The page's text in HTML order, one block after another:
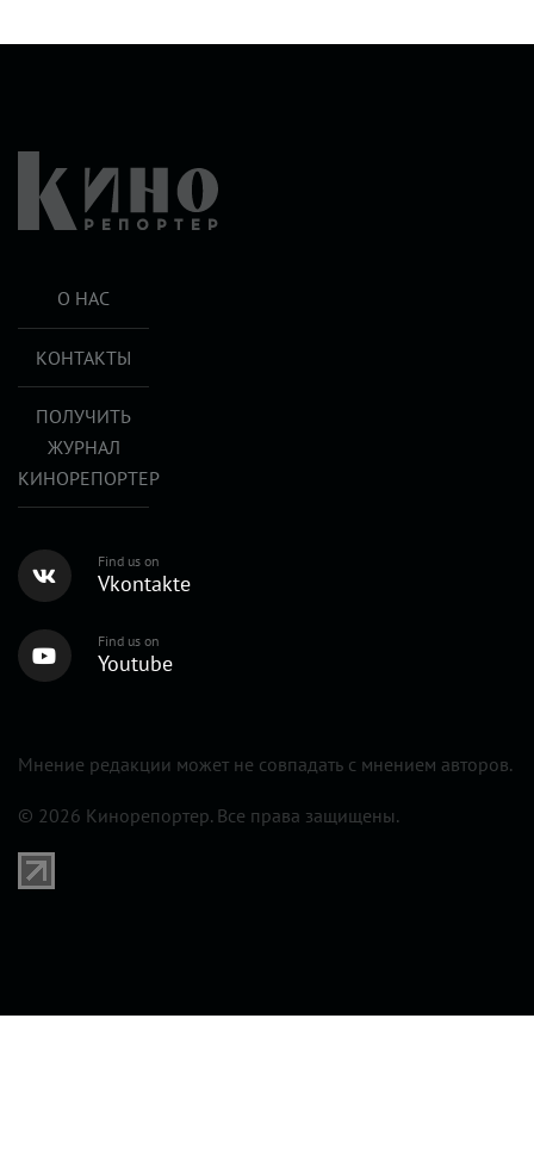
О НАС
КОНТАКТЫ
ПОЛУЧИТЬ
ЖУРНАЛ
КИНОРЕПОРТЕР
Find us on
Vkontakte
Find us on
Youtube
Мнение редакции может не совпадать с мнением авторов.
© 2026 Кинорепортер. Все права защищены.